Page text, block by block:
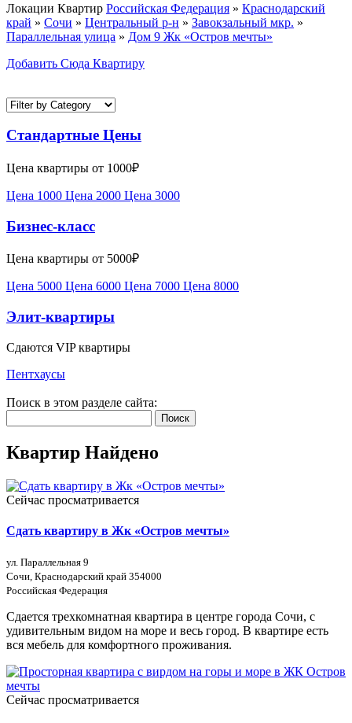
Локации Квартир Российская Федерация » Краснодарский
край » Сочи » Центральный р-н » Завокзальный мкр. »
Параллельная улица » Дом 9 Жк «Остров мечты»
Добавить Сюда Квартиру
Стандартные Цены
Цена квартиры от 1000₽
Цена 1000 Цена 2000 Цена 3000
Бизнес-класс
Цена квартиры от 5000₽
Цена 5000 Цена 6000 Цена 7000 Цена 8000
Элит-квартиры
Сдаются VIP квартиры
Пентхаусы
Поиск в этом разделе сайта:
Поиск
Квартир Найдено
Сейчас просматривается
Сдать квартиру в Жк «Остров мечты»
ул. Параллельная 9
Сочи, Краснодарский край 354000
Российская Федерация
Сдается трехкомнатная квартира в центре города Сочи, с
удивительным видом на море и весь город. В квартире есть
вся мебель для комфортного проживания.
Сейчас просматривается